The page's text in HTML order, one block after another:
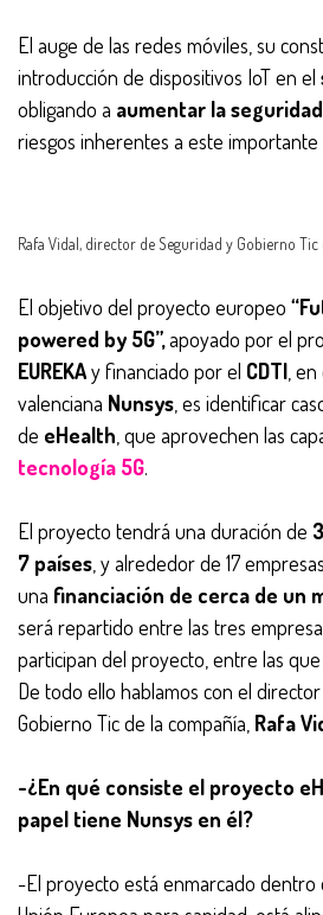
El auge de las redes móviles, su
introducción de dispositivos IoT en el
obligando a aumentar la seguridad
riesgos inherentes a este
Rafa Vidal, director de Seguridad y Gobierno Tic
El objetivo del proyecto europeo
powered by 5G”,apoyado por el
EUREKAy financiado por el CDTI ,
valenciana Nunsys , es identificar
de eHealth , que aprovechen las
tecnología 5G.
El proyecto tendrá una duración de
7 países , y alrededor de 17
una financiación de cerca de un
será repartido entre las tres
participan del proyecto, entre las
De todo ello hablamos con el
Gobierno Tic de la compañía, Rafa
-¿En qué consiste el proyecto
papel tiene Nunsys en él?
-El proyecto está enmarcado dentro